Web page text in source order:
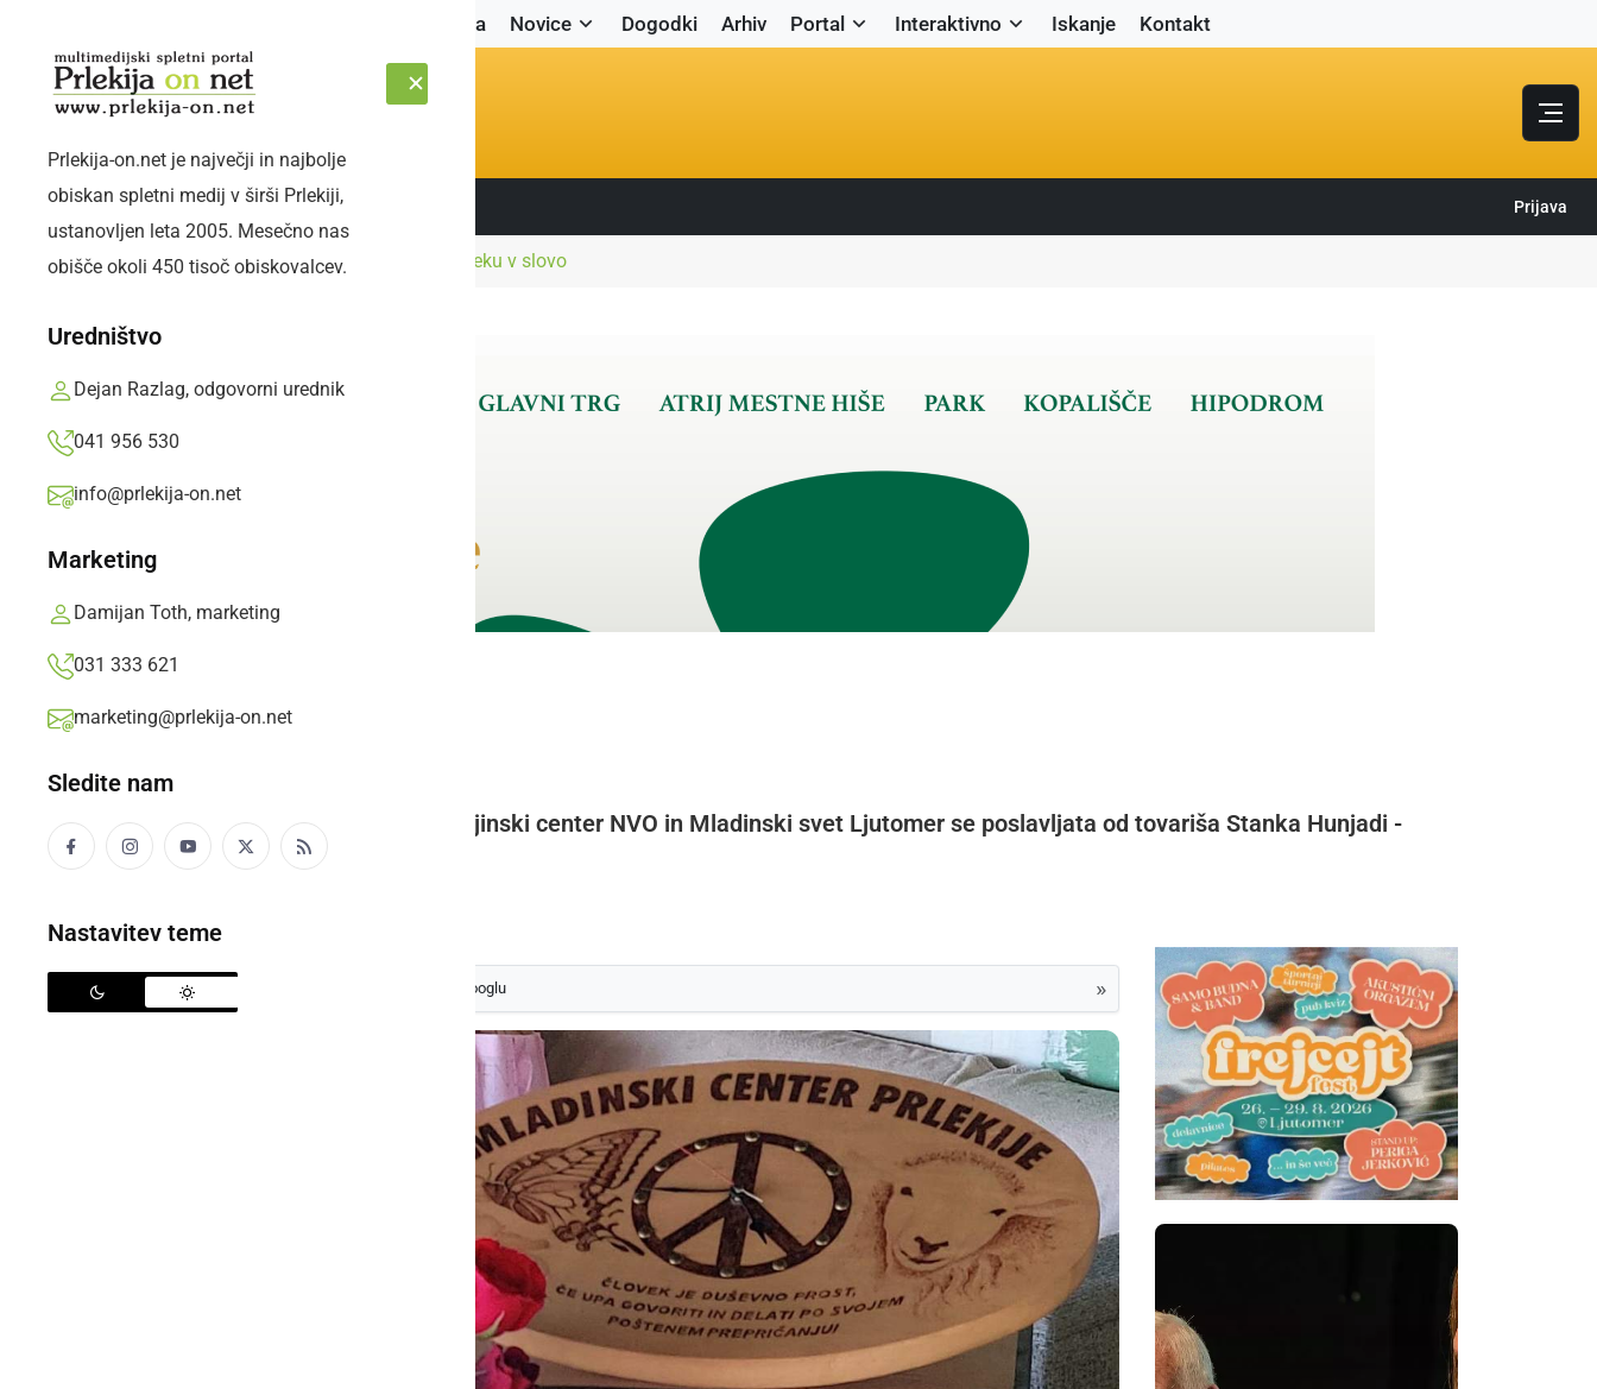
Naslovnica Novice Dogodki Arhiv Portal Interaktivno Iskanje Kontakt
NEDELJA, 9. AVGUST 2026 Sledite nam: Prijava
Prlekija-on.net je največji in najbolje
obiskan spletni medij v širši Prlekiji,
ustanovljen leta 2005. Mesečno nas
obišče okoli 450 tisoč obiskovalcev.
Uredništvo
Dejan Razlag, odgovorni urednik
041 956 530
info@prlekija-on.net
Marketing
Damijan Toth, marketing
031 333 621
marketing@prlekija-on.net
Sledite nam
Nastavitev teme
Naslovnica Kultura in izobraževanje Stričeku v slovo
Mladinski center Prlekije-Pokrajinski center NVO in Mladinski svet Ljutomer se poslavljata od tovariša Stanka Hunjadi -
Stričeka.
Izberite kot svoj prednostni vir na Googlu »